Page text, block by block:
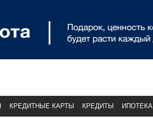
КРЕДИТНЫЕ КАРТЫ КРЕДИТЫ ИПОТЕКА